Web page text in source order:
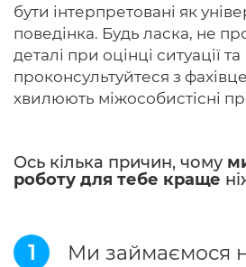
бути інтерпретовані як
поведінка. Будь ласка, не
деталі при оцінці ситуації та
проконсультуйтеся з
хвилюють міжособистісні
Ось кілька причин, чому
роботу для тебе краще
1
Ми займаємося